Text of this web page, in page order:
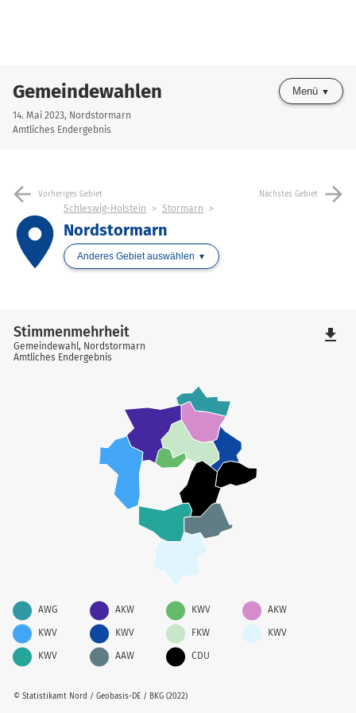
Gemeindewahlen
14. Mai 2023, Nordstormarn
Amtliches Endergebnis
Menü
arrow_back Vorheriges Gebiet Nächstes Gebiet arrow_forward
place
Schleswig-Holstein Stormarn
Nordstormarn
Anderes Gebiet auswählen
© Statistikamt Nord / Geobasis-DE / BKG (2022)
Stimmenmehrheit
Gemeindewahl, Nordstormarn
Amtliches Endergebnis
AWG
KWV
KWV
AKW
KWV
AAW
KWV
FKW
CDU
AKW
KWV
file_download